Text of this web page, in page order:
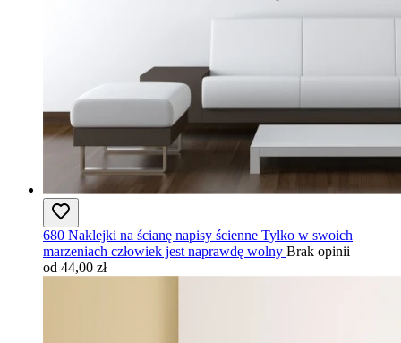
680 Naklejki na ścianę napisy ścienne Tylko w swoich
marzeniach człowiek jest naprawdę wolny Brak opinii
od 44,00 zł